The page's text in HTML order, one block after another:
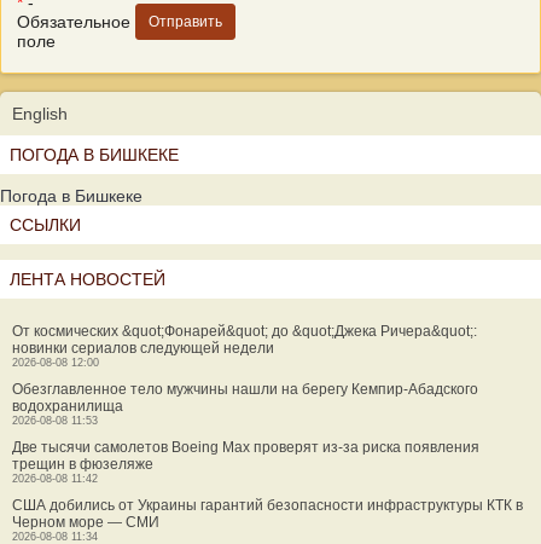
Обязательное
поле
English
ПОГОДА В БИШКЕКЕ
Погода в Бишкеке
ССЫЛКИ
ЛЕНТА НОВОСТЕЙ
От космических &quot;Фонарей&quot; до &quot;Джека Ричера&quot;:
новинки сериалов следующей недели
2026-08-08 12:00
Обезглавленное тело мужчины нашли на берегу Кемпир-Абадского
водохранилища
2026-08-08 11:53
Две тысячи самолетов Boeing Max проверят из-за риска появления
трещин в фюзеляже
2026-08-08 11:42
США добились от Украины гарантий безопасности инфраструктуры КТК в
Черном море — СМИ
2026-08-08 11:34